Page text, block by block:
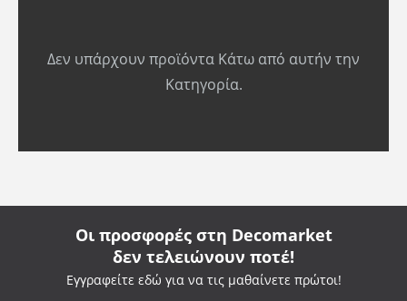
Δεν υπάρχουν προϊόντα Κάτω από αυτήν την
Κατηγορία.
Οι προσφορές στη Decomarket
δεν τελειώνουν ποτέ!
Εγγραφείτε εδώ για να τις μαθαίνετε πρώτοι!